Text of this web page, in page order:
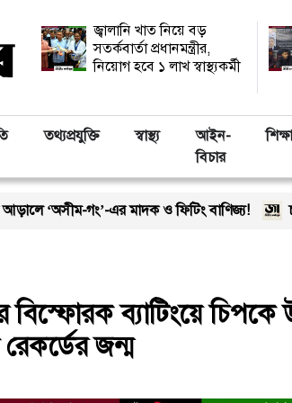
জ্বালানি খাত নিয়ে বড়
সতর্কবার্তা প্রধানমন্ত্রীর,
নিয়োগ হবে ১ লাখ স্বাস্থ্যকর্মী
তথ্যপ্রযুক্তি স্বাস্থ্য
আইন-
বিচার
শিক্ষা
এর মাদক ও ফিটিং বাণিজ্য! চার সাংবাদিকের
বিস্ফোরক ব্যাটিংয়ে চিপকে
জন্ম